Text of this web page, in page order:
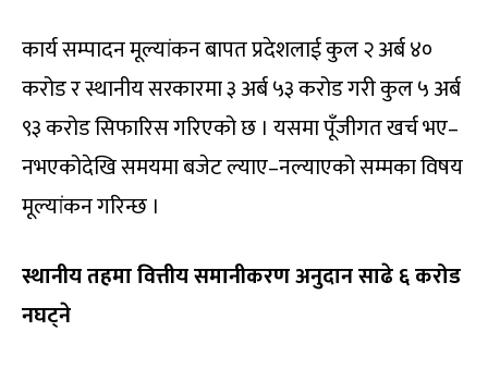
कार्य सम्पादन मूल्यांकन बापत प्रदेशलाई कुल २ अर्ब ४०
करोड र स्थानीय सरकारमा ३ अर्ब ५३ करोड गरी कुल ५ अर्ब
९३ करोड सिफारिस गरिएको छ । यसमा पूँजीगत खर्च भए–
नभएकोदेखि समयमा बजेट ल्याए–नल्याएको सम्मका विषय
मूल्यांकन गरिन्छ ।
स्थानीय तहमा वित्तीय समानीकरण अनुदान साढे ६ करोड
नघट्ने